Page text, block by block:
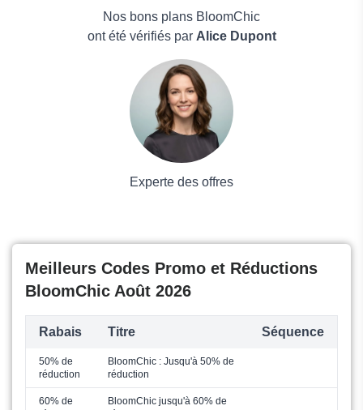
Maison & JardinNos bons plans BloomChic
ont été vérifiés par Alice Dupont
Experte des offres
Meilleurs Codes Promo et Réductions
BloomChic Août 2026
Rabais Titre Séquence
50% de
réduction
BloomChic : Jusqu'à 50% de
réduction
60% de
BloomChic jusqu'à 60% de